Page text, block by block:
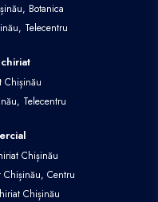
Botanica
Telecentru
Chișinău
Telecentru
Chișinău
Centru
Chișinău